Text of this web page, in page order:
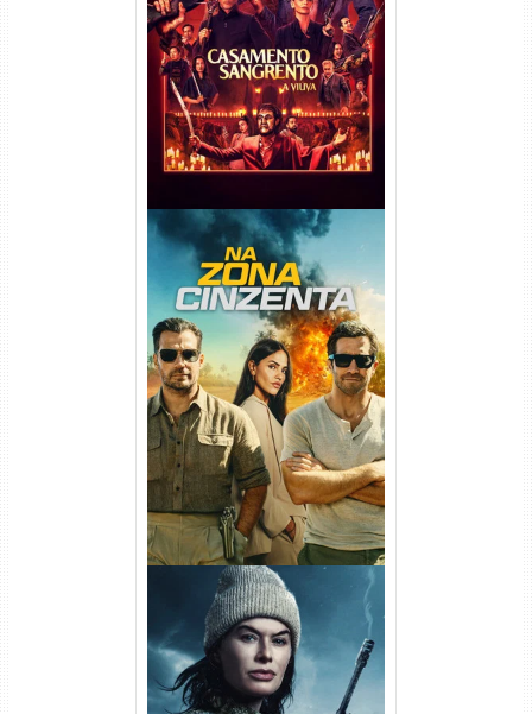
Casamento Sangrento: A
Viúva Torrent (2026) WEB-DL
720p/1080p/4K Dual Áudio
Na Zona Cinzenta Torrent
(2026) WEB-DL 1080p/4K
Dual Áudio